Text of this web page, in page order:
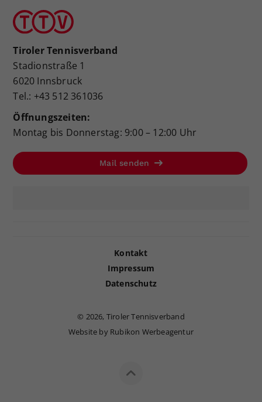
Tiroler Tennisverband
Stadionstraße 1
6020 Innsbruck
Tel.: +43 512 361036
Öffnungszeiten:
Montag bis Donnerstag: 9:00 – 12:00 Uhr
Mail senden
Kontakt
Impressum
Datenschutz
© 2026, Tiroler Tennisverband
Website by Rubikon Werbeagentur